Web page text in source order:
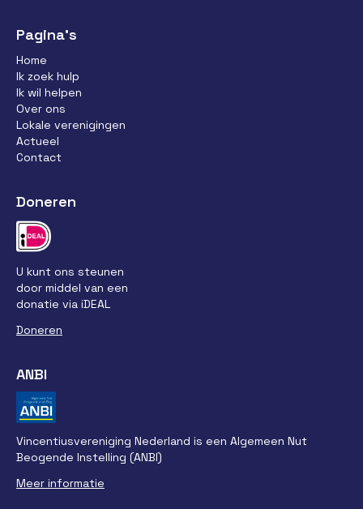
Pagina’s
Home
Ik zoek hulp
Ik wil helpen
Over ons
Lokale verenigingen
Actueel
Contact
Doneren
U kunt ons steunen
door middel van een
donatie via iDEAL
Doneren
ANBI
Vincentiusvereniging Nederland is een Algemeen Nut
Beogende Instelling (ANBI)
Meer informatie